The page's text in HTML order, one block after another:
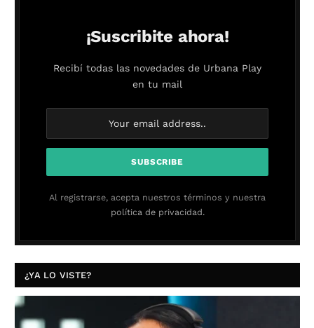
¡Suscribite ahora!
Recibí todas las novedades de Urbana Play
en tu mail
Al registrarse, acepta nuestros términos y nuestra
política de privacidad.
¿YA LO VISTE?